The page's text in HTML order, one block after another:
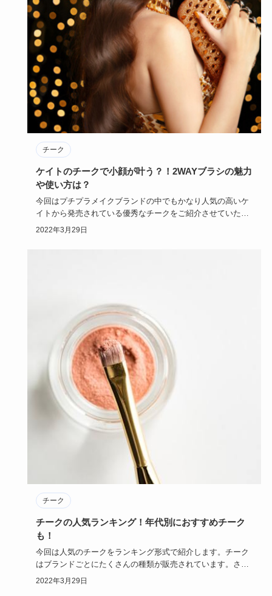
チーク
ケイトのチークで小顔が叶う？！2WAYブラシの魅力
や使い方は？
今回はプチプラメイクブランドの中でもかなり人気の高いケ
イトから発売されている優秀なチークをご紹介させていただ
きたいと思いま…
2022年3月29日
チーク
チークの人気ランキング！年代別におすすめチーク
も！
今回は人気のチークをランキング形式で紹介します。チーク
はブランドごとにたくさんの種類が販売されています。さら
にパウダーチー…
2022年3月29日